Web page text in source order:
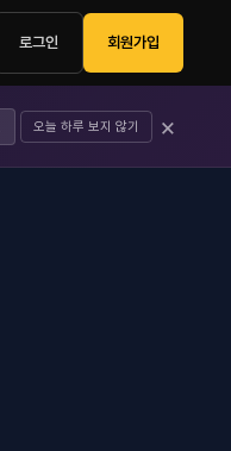
로그인 회원가입
오늘 하루 보지 않기 ×